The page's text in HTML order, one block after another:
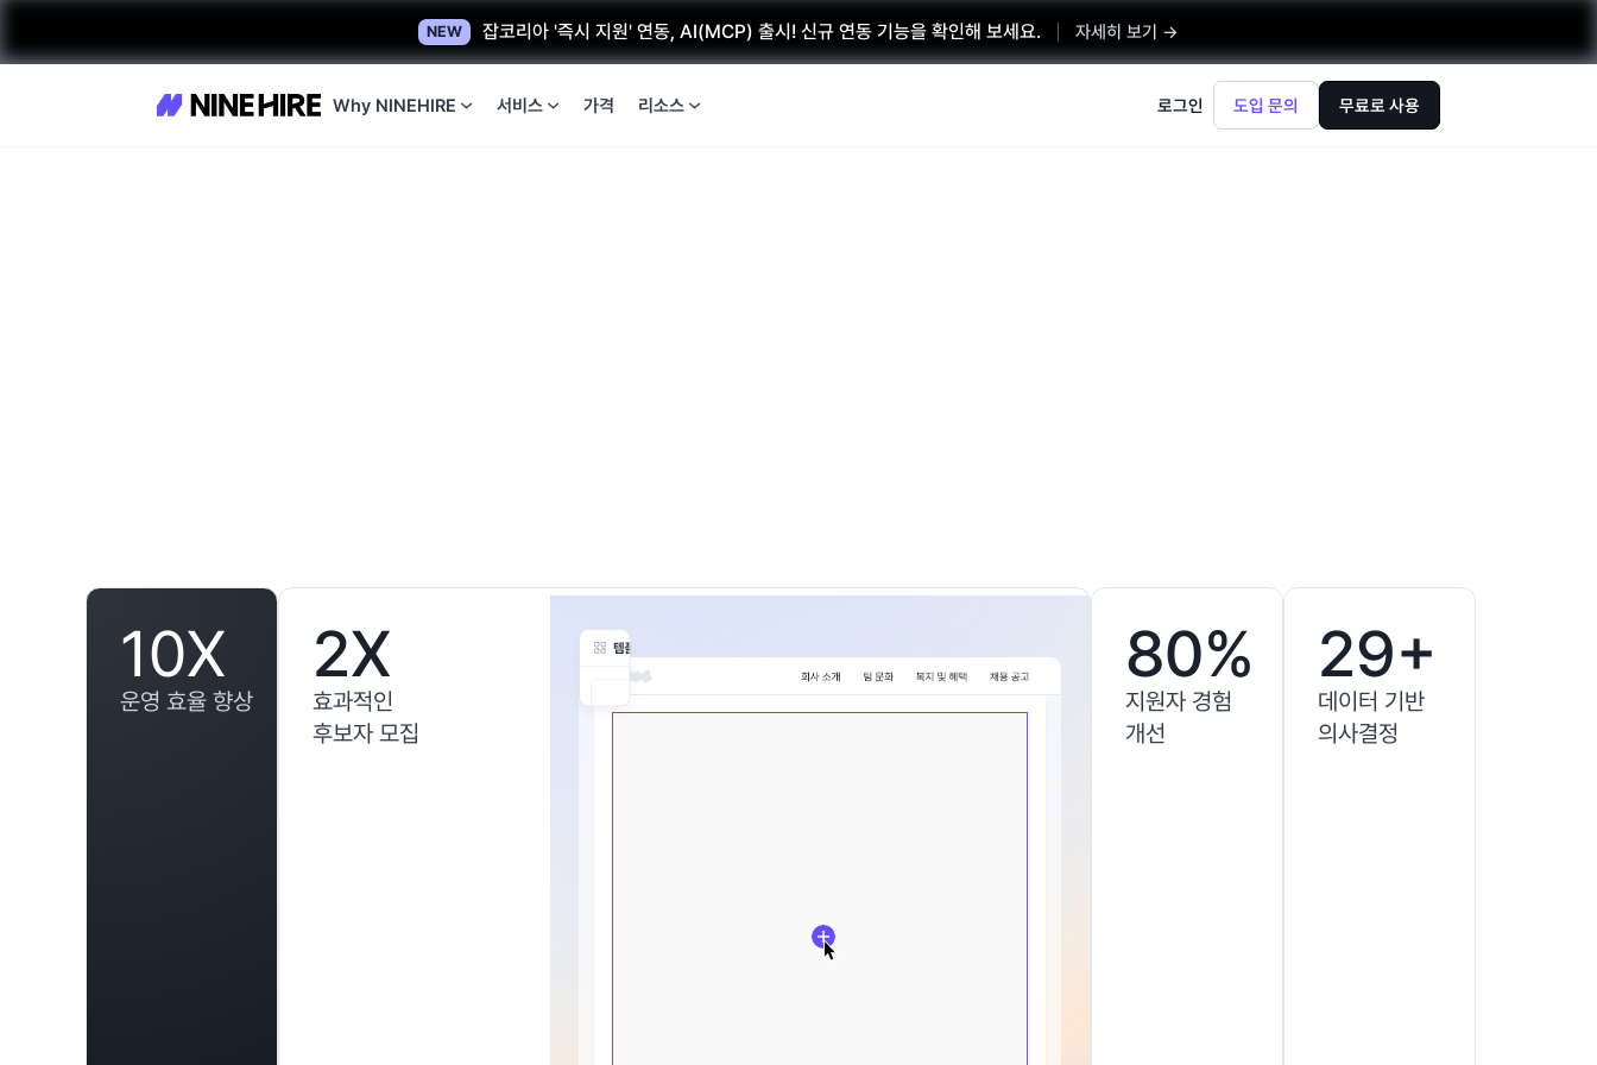
NEW 잡코리아 '즉시 지원' 연동, AI(MCP) 출시! 신규 연동 기능을 확인해 보세요. 자세히 보기 →
Why NINEHIRE 서비스 가격 리소스 로그인 도입 문의 무료로 사용
10X
운영 효율 향상
2X
효과적인
후보자 모집
80%
지원자 경험
개선
29+
데이터 기반
의사결정